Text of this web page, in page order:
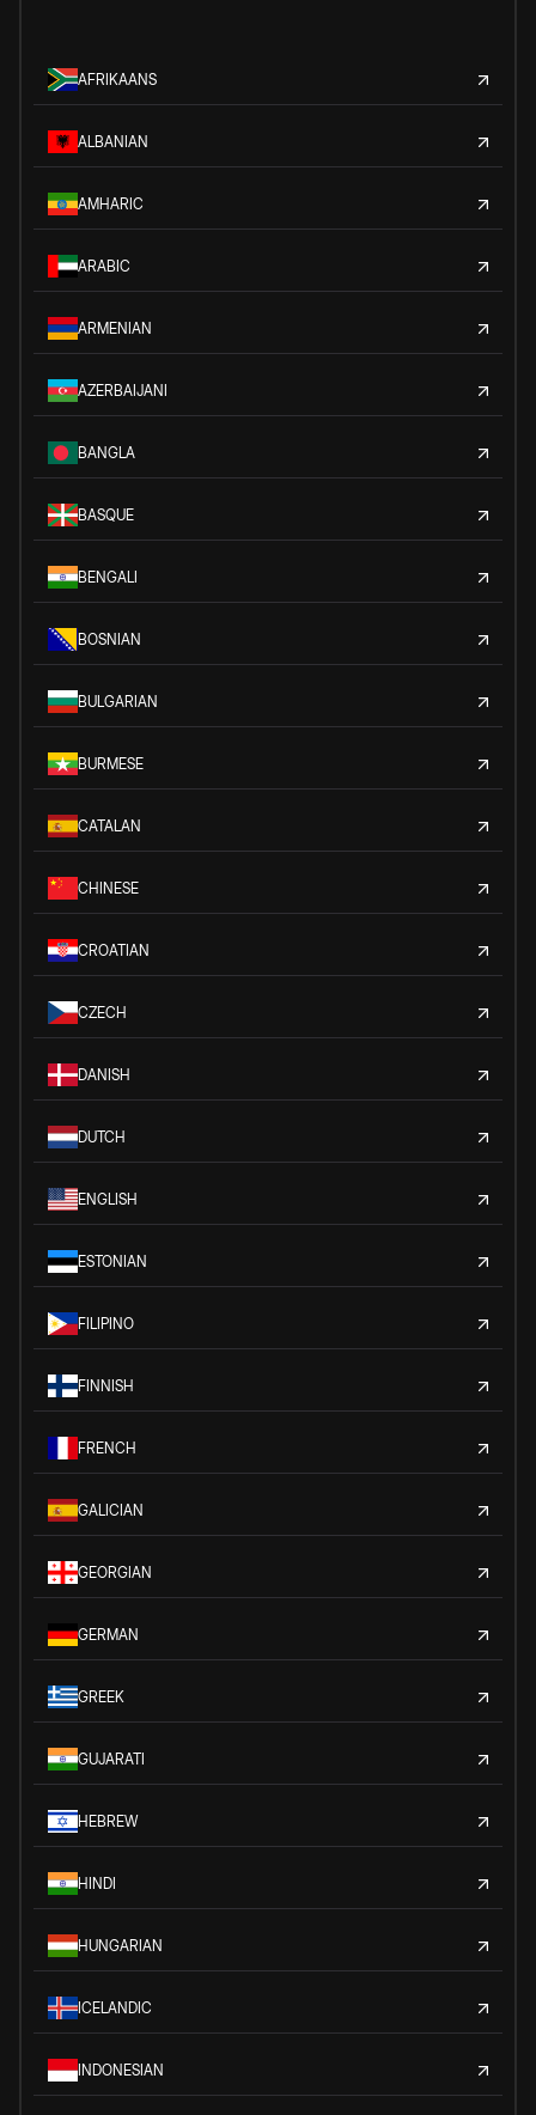
AFRIKAANS
ALBANIAN
AMHARIC
ARABIC
ARMENIAN
AZERBAIJANI
BANGLA
BASQUE
BENGALI
BOSNIAN
BULGARIAN
BURMESE
CATALAN
CHINESE
CROATIAN
CZECH
DANISH
DUTCH
ENGLISH
ESTONIAN
FILIPINO
FINNISH
FRENCH
GALICIAN
GEORGIAN
GERMAN
GREEK
GUJARATI
HEBREW
HINDI
HUNGARIAN
ICELANDIC
INDONESIAN